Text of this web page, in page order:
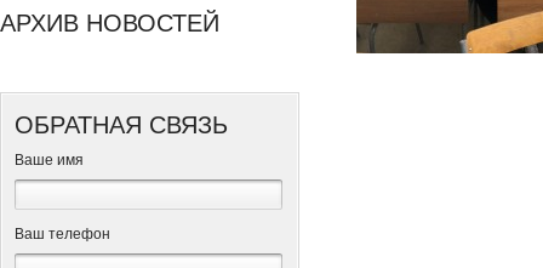
АРХИВ НОВОСТЕЙ
ОБРАТНАЯ СВЯЗЬ
Ваше имя
Ваш телефон